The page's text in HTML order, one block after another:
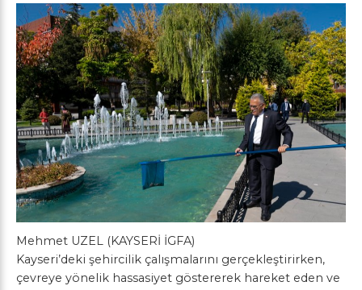
Mehmet UZEL (KAYSERİ İGFA)
Kayseri’deki şehircilik çalışmalarını gerçekleştirirken,
çevreye yönelik hassasiyet göstererek hareket eden ve